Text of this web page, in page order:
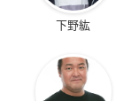
下野紘